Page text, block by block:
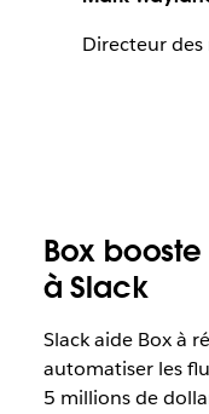
Directeur des
Box
à Slack
Slack aide Box à
automatiser les
5 millions de